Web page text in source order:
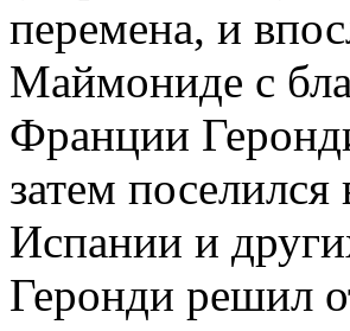
перемена, и
Маймониде с
Франции
затем
Испании и
Геронди решил